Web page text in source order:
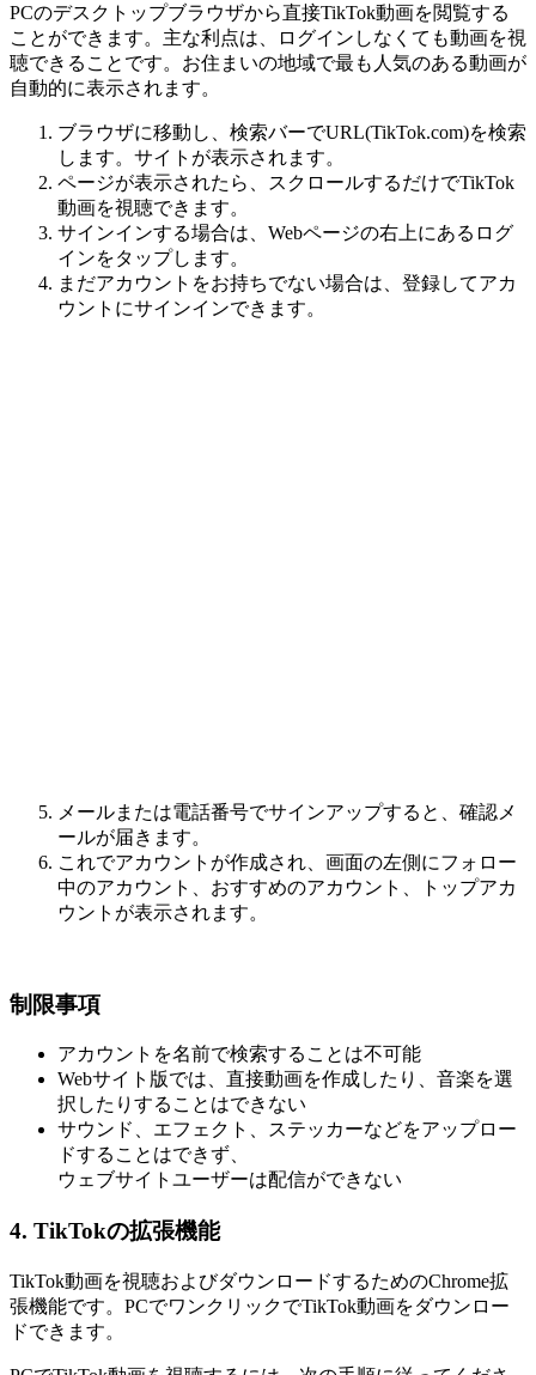
PCのデスクトップブラウザから直接TikTok動画を閲覧する
ことができます。主な利点は、ログインしなくても動画を視
聴できることです。お住まいの地域で最も人気のある動画が
自動的に表示されます。
ブラウザに移動し、検索バーでURL(TikTok.com)を検索
します。サイトが表示されます。
ページが表示されたら、スクロールするだけでTikTok
動画を視聴できます。
サインインする場合は、Webページの右上にあるログ
インをタップします。
まだアカウントをお持ちでない場合は、登録してアカ
ウントにサインインできます。
メールまたは電話番号でサインアップすると、確認メ
ールが届きます。
これでアカウントが作成され、画面の左側にフォロー
中のアカウント、おすすめのアカウント、トップアカ
ウントが表示されます。
制限事項
アカウントを名前で検索することは不可能
Webサイト版では、直接動画を作成したり、音楽を選
択したりすることはできない
サウンド、エフェクト、ステッカーなどをアップロー
ドすることはできず、
ウェブサイトユーザーは配信ができない
4. TikTokの拡張機能
TikTok動画を視聴およびダウンロードするためのChrome拡
張機能です。PCでワンクリックでTikTok動画をダウンロー
ドできます。